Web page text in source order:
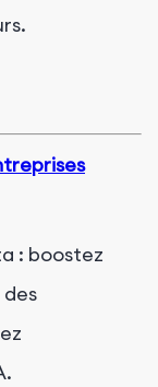
: boostez